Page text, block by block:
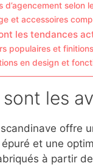
d’agencement selon
et accessoires
les tendances
populaires et
en design et
sont les
offre
et une
à partir